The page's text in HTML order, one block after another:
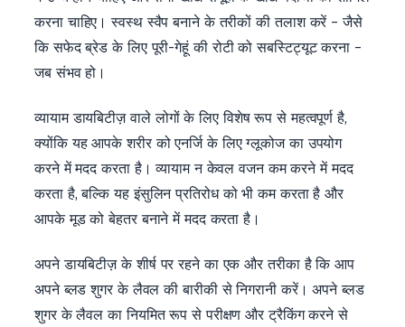
करना चाहिए। स्वस्थ स्वैप बनाने के तरीकों की तलाश करें – जैसे
कि सफेद ब्रेड के लिए पूरी-गेहूं की रोटी को सबस्टिट्यूट करना –
जब संभव हो।
व्यायाम डायबिटीज़ वाले लोगों के लिए विशेष रूप से महत्वपूर्ण है,
क्योंकि यह आपके शरीर को एनर्जि के लिए ग्लूकोज का उपयोग
करने में मदद करता है। व्यायाम न केवल वजन कम करने में मदद
करता है, बल्कि यह इंसुलिन प्रतिरोध को भी कम करता है और
आपके मूड को बेहतर बनाने में मदद करता है।
अपने डायबिटीज़ के शीर्ष पर रहने का एक और तरीका है कि आप
अपने ब्लड शुगर के लैवल की बारीकी से निगरानी करें। अपने ब्लड
शुगर के लैवल का नियमित रूप से परीक्षण और ट्रैकिंग करने से